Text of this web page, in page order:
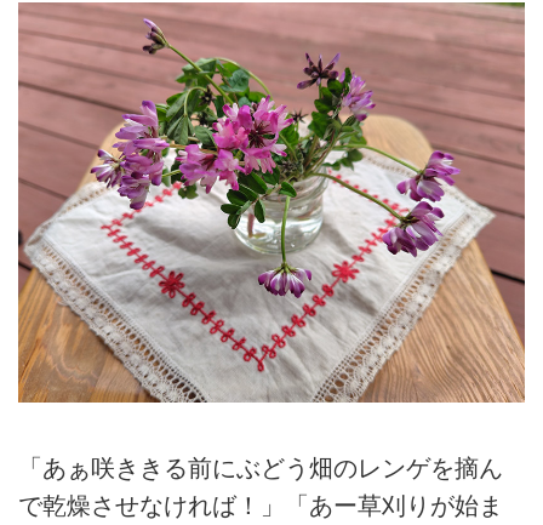
「あぁ咲ききる前にぶどう畑のレンゲを摘ん
で乾燥させなければ！」「あー草刈りが始ま